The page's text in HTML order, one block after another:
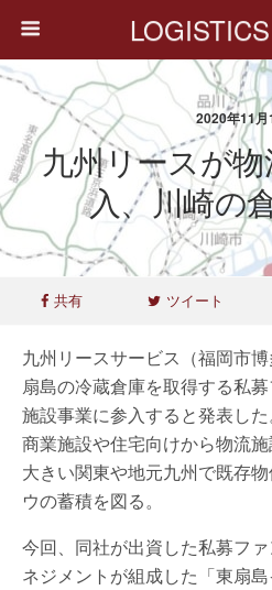
2020年11
九州リースが
入、川崎の
共有 ツイート
九州リースサービス（福岡市
扇島の冷蔵倉庫を取得する私
施設事業に参入すると発表し
商業施設や住宅向けから物流
大きい関東や地元九州で既存
ウの蓄積を図る。
今回、同社が出資した私募フ
ネジメントが組成した「東扇島